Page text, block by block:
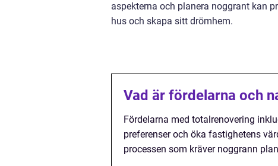
aspekterna och planera noggrant kan
hus och skapa sitt drömhem.
Vad är fördelarna och
Fördelarna med totalrenovering
preferenser och öka fastighetens
processen som kräver noggrann